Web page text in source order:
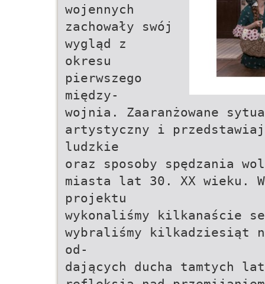
wojennych
zachowały swój
wygląd z
okresu
pierwszego
między-
wojnia. Zaaranżowane
artystyczny i
ludzkie
oraz sposoby spędzania
miasta lat 30. XX wieku.
projektu
wykonaliśmy kilkanaście
wybraliśmy kilkadziesiąt
od-
dających ducha tamtych